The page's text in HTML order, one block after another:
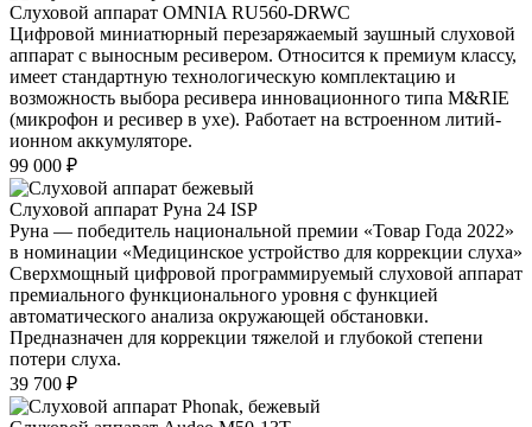
Слуховой аппарат OMNIA RU560-DRWC
Цифровой миниатюрный перезаряжаемый заушный слуховой
аппарат с выносным ресивером. Относится к премиум классу,
имеет стандартную технологическую комплектацию и
возможность выбора ресивера инновационного типа M&RIE
(микрофон и ресивер в ухе). Работает на встроенном литий-
ионном аккумуляторе.
99 000 ₽
Слуховой аппарат Руна 24 ISP
Руна — победитель национальной премии «Товар Года 2022»
в номинации «Медицинское устройство для коррекции слуха»
Сверхмощный цифровой программируемый слуховой аппарат
премиального функционального уровня с функцией
автоматического анализа окружающей обстановки.
Предназначен для коррекции тяжелой и глубокой степени
потери слуха.
39 700 ₽